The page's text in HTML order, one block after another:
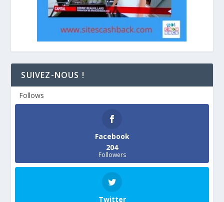
SUIVEZ-NOUS !
Follows
Facebook
204
Followers
Twitter